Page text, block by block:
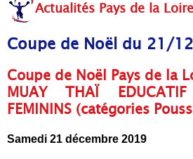
Actualités Pays de la Loire
Coupe de Noël du 21/
Coupe de Noël Pays de la
MUAY THAÏ
FEMININS (catégories
Samedi 21 décembre 2019